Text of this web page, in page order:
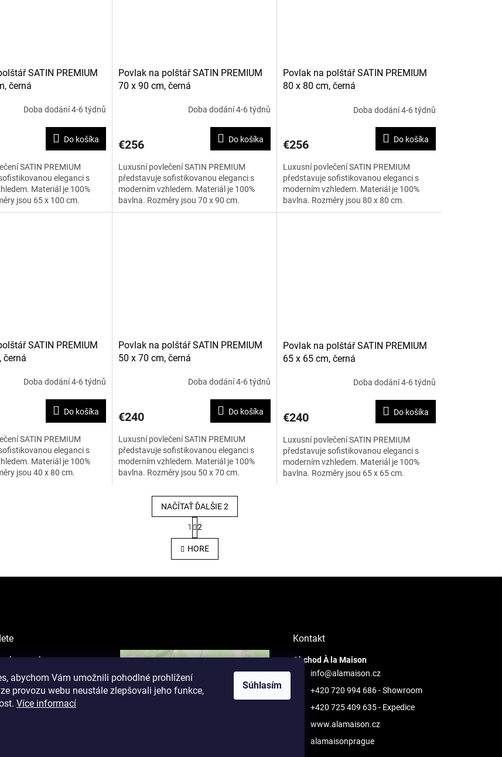
abychom Vám umožnili pohodlné prohlížení
provozu webu neustále zlepšovali jeho funkce,
Více informací
Súhlasím
SATIN PREMIUM
černá
Doba dodání 4-6 týdnů
Do košíka
SATIN PREMIUM
eleganci s
Materiál je 100%
jsou 65 x 100 cm.
Povlak na polštář SATIN PREMIUM
70 x 90 cm, černá
Doba dodání 4-6 týdnů
€256 Do košíka
Luxusní povlečení SATIN PREMIUM
představuje sofistikovanou eleganci s
moderním vzhledem. Materiál je 100%
bavlna. Rozměry jsou 70 x 90 cm.
Povlak na polštář SATIN PREMIUM
80 x 80 cm, černá
Doba dodání 4-6 týdnů
€256 Do košíka
Luxusní povlečení SATIN PREMIUM
představuje sofistikovanou eleganci s
moderním vzhledem. Materiál je 100%
bavlna. Rozměry jsou 80 x 80 cm.
SATIN PREMIUM
černá
Doba dodání 4-6 týdnů
Do košíka
SATIN PREMIUM
eleganci s
Materiál je 100%
jsou 40 x 80 cm.
Povlak na polštář SATIN PREMIUM
50 x 70 cm, černá
Doba dodání 4-6 týdnů
€240 Do košíka
Luxusní povlečení SATIN PREMIUM
představuje sofistikovanou eleganci s
moderním vzhledem. Materiál je 100%
bavlna. Rozměry jsou 50 x 70 cm.
Povlak na polštář SATIN PREMIUM
65 x 65 cm, černá
Doba dodání 4-6 týdnů
€240 Do košíka
Luxusní povlečení SATIN PREMIUM
představuje sofistikovanou eleganci s
moderním vzhledem. Materiál je 100%
bavlna. Rozměry jsou 65 x 65 cm.
O
v
l
d
v
v
NAČÍTAŤ ĎALŠIE 2
S
t
r
á
n
1 2
HORE
- showroom
1
Kontakt
Obchod À la Maison
info@alamaison.cz
+420 720 994 686- Showroom
+420 725 409 635- Expedice
www.alamaison.cz
alamaisonprague